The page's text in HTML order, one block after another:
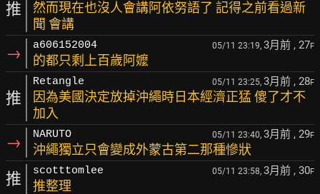
推
然而現在也沒人會講阿依努語了 記得之前看過新
聞 會講
→ a606152004 05/11 23:19, 3月前 , 27F
的都只剩上百歲阿嬤
推
Retangle 05/11 23:25, 3月前 , 28F
因為美國決定放掉沖繩時日本經濟正猛 傻了才不
加入
→ NARUTO 05/11 23:40, 3月前 , 29F
沖繩獨立只會變成外蒙古第二那種慘狀
推 scotttomlee 05/11 23:58, 3月前 , 30F
推整理